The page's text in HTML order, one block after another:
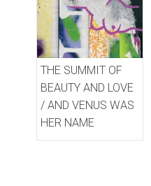
THE SUMMIT OF
BEAUTY AND LOVE
/ AND VENUS WAS
HER NAME